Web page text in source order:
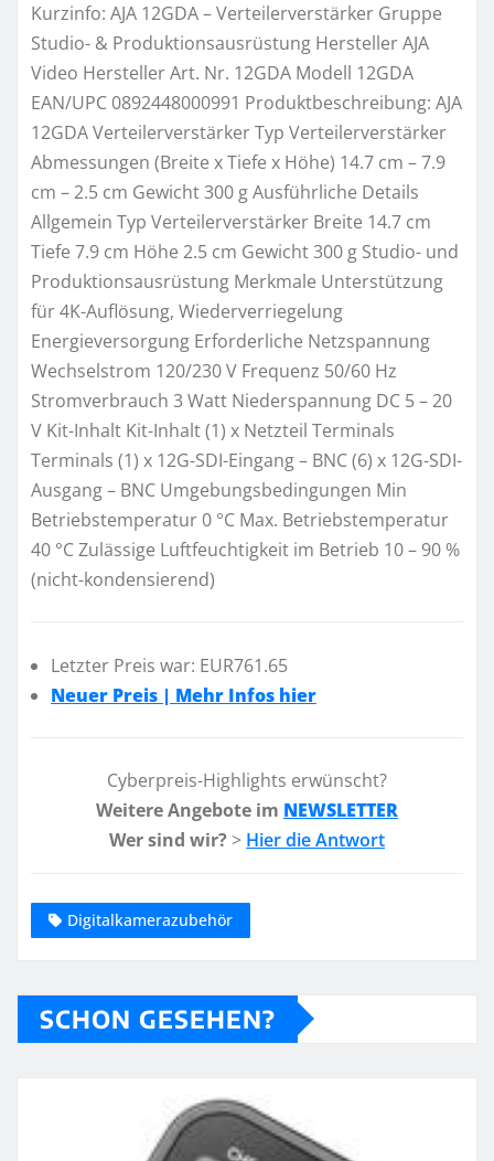
Kurzinfo: AJA 12GDA – Verteilerverstärker Gruppe
Studio- & Produktionsausrüstung Hersteller AJA
Video Hersteller Art. Nr. 12GDA Modell 12GDA
EAN/UPC 0892448000991 Produktbeschreibung: AJA
12GDA Verteilerverstärker Typ Verteilerverstärker
Abmessungen (Breite x Tiefe x Höhe) 14.7 cm – 7.9
cm – 2.5 cm Gewicht 300 g Ausführliche Details
Allgemein Typ Verteilerverstärker Breite 14.7 cm
Tiefe 7.9 cm Höhe 2.5 cm Gewicht 300 g Studio- und
Produktionsausrüstung Merkmale Unterstützung
für 4K-Auflösung, Wiederverriegelung
Energieversorgung Erforderliche Netzspannung
Wechselstrom 120/230 V Frequenz 50/60 Hz
Stromverbrauch 3 Watt Niederspannung DC 5 – 20
V Kit-Inhalt Kit-Inhalt (1) x Netzteil Terminals
Terminals (1) x 12G-SDI-Eingang – BNC (6) x 12G-SDI-
Ausgang – BNC Umgebungsbedingungen Min
Betriebstemperatur 0 °C Max. Betriebstemperatur
40 °C Zulässige Luftfeuchtigkeit im Betrieb 10 – 90 %
(nicht-kondensierend)
Letzter Preis war: EUR761.65
Neuer Preis | Mehr Infos hier
Cyberpreis-Highlights erwünscht?
Weitere Angebote im NEWSLETTER
Wer sind wir? > Hier die Antwort
Digitalkamerazubehör
SCHON GESEHEN?